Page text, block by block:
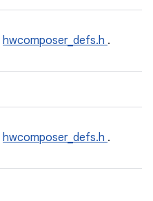
hwcomposer_defs.h .
hwcomposer_defs.h .